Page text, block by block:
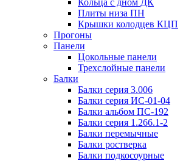
Кольца с дном ДК
Плиты низа ПН
Крышки колодцев КЦП
Прогоны
Панели
Цокольные панели
Трехслойные панели
Балки
Балки серия 3.006
Балки серия ИС-01-04
Балки альбом ПС-192
Балки серия 1.266.1-2
Балки перемычные
Балки ростверка
Балки подкосоурные